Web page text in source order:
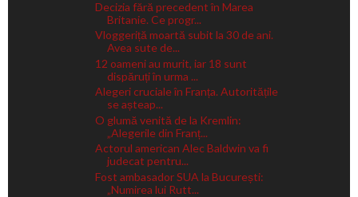
Decizia fără precedent în Marea
Britanie. Ce progr...
Vloggeriță moartă subit la 30 de ani.
Avea sute de...
12 oameni au murit, iar 18 sunt
dispăruți în urma ...
Alegeri cruciale în Franța. Autoritățile
se așteap...
O glumă venită de la Kremlin:
„Alegerile din Franț...
Actorul american Alec Baldwin va fi
judecat pentru...
Fost ambasador SUA la București:
„Numirea lui Rutt...